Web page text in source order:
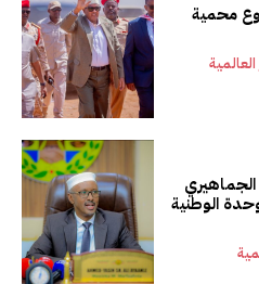
محمية
العالمية
الجماهيري
الوطنية